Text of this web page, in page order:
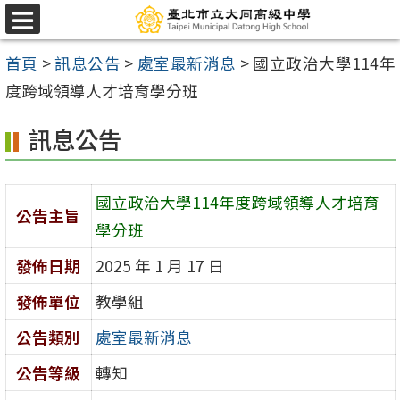
跳
至
主
要
容
區
選
單
首頁 >訊息公告 > 處室最新消息 > 國立政治大學114年
度跨域領導人才培育學分班
訊息公告
公告主旨
國立政治大學114年度跨域領導人才培育
學分班
發佈日期
2025 年 1 月 17 日
發佈單位
教學組
公告類別
處室最新消息
公告等級
轉知